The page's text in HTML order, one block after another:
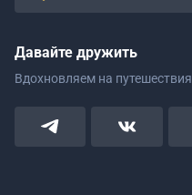
Давайте дружить
Вдохновляем на путешествия